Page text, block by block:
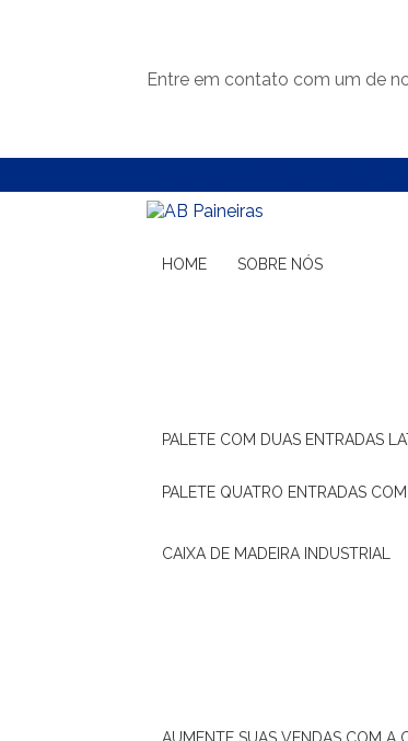
Entre em contato com um de
HOME SOBRE NÓS
PALETE COM DUAS ENTRADAS
PALETE QUATRO ENTRADAS
CAIXA DE MADEIRA INDUSTRIAL